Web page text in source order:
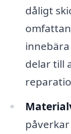
dåligt
delar till
påverkar